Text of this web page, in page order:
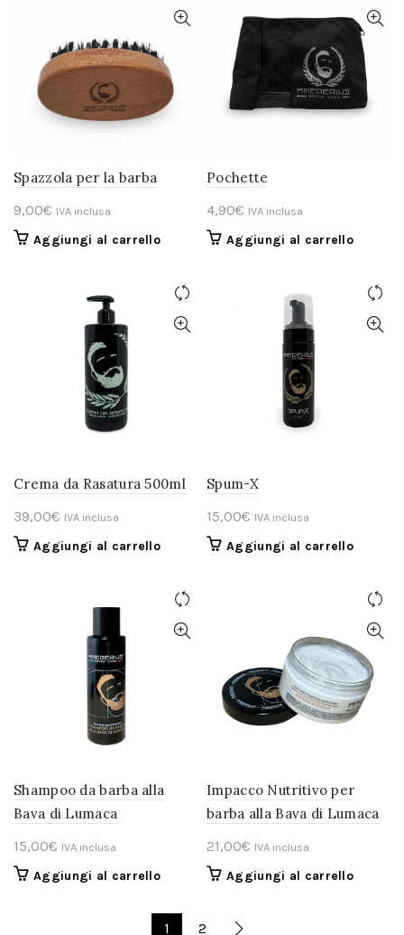
opzioni
possono
essere
scelte
nella
prodotto
Spazzola per la barba
9,00€ IVA inclusa
Aggiungi al carrello
Pochette
4,90€ IVA inclusa
Aggiungi al carrello
Crema da Rasatura 500ml
39,00€ IVA inclusa
Aggiungi al carrello
Spum-X
15,00€ IVA inclusa
Aggiungi al carrello
Shampoo da barba alla
Bava di Lumaca
15,00€ IVA inclusa
Aggiungi al carrello
Impacco Nutritivo per
barba alla Bava di Lumaca
21,00€ IVA inclusa
Aggiungi al carrello
1 2